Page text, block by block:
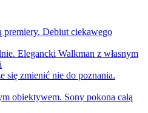
Debiut ciekawego
Elegancki Walkman z własnym
się zmienić nie do poznania.
obiektywem. Sony pokona całą